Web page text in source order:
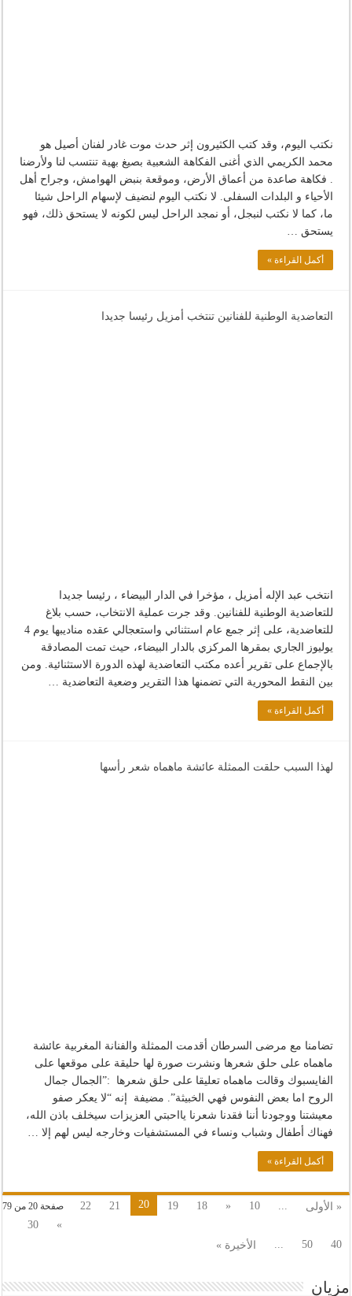
نكتب اليوم، وقد كتب الكثيرون إثر حدث موت غادر لفنان أصيل هو
محمد الكريمي الذي أغنى الفكاهة الشعبية بصيغ بهية تنتسب لنا ولأرضنا
. فكاهة صاعدة من أعماق الأرض، وموقعة بنبض الهوامش، وجراح أهل
الأحياء و البلدات السفلى. لا نكتب اليوم لنضيف لإسهام الراحل شيئا
ما، كما لا نكتب لنبجل، أو نمجد الراحل ليس لكونه لا يستحق ذلك، فهو
يستحق …
أكمل القراءة »
التعاضدية الوطنية للفنانين تنتخب أمزيل رئيسا جديدا
انتخب عبد الإله أمزيل ، مؤخرا في الدار البيضاء ، رئيسا جديدا
للتعاضدية الوطنية للفنانين. وقد جرت عملية الانتخاب، حسب بلاغ
للتعاضدية، على إثر جمع عام استثنائي واستعجالي عقده مناديبها يوم 4
يوليوز الجاري بمقرها المركزي بالدار البيضاء، حيث تمت المصادقة
بالإجماع على تقرير أعده مكتب التعاضدية لهذه الدورة الاستثنائية. ومن
بين النقط المحورية التي تضمنها هذا التقرير وضعية التعاضدية …
أكمل القراءة »
لهذا السبب حلقت الممثلة عائشة ماهماه شعر رأسها
تضامنا مع مرضى السرطان أقدمت الممثلة والفنانة المغربية عائشة
ماهماه على حلق شعرها ونشرت صورة لها حليقة على موقعها على
الفايسبوك وقالت ماهماه تعليقا على حلق شعرها :”الجمال جمال
الروح اما بعض النفوس فهي الخبيثة”. مضيفة إنه “لا يعكر صفو
معيشتنا ووجودنا أننا فقدنا شعرنا يااحبتي العزيزات سيخلف باذن الله،
فهناك أطفال وشباب ونساء في المستشفيات وخارجه ليس لهم إلا …
أكمل القراءة »
صفحة 20 من 79 « الأولى 10
«
18
19
20
21
22
»
30
40
50 الأخيرة »
مزيان